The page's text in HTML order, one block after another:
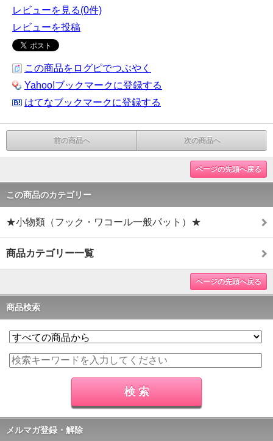
レビューを見る(0件)
レビューを投稿
この商品をログピでつぶやく
Yahoo!ブックマークに登録する
はてなブックマークに登録する
前の商品へ 次の商品へ
ページの先頭へ戻る
この商品のカテゴリー
★小物類（フック・ワコール一般パット）★
商品カテゴリー一覧
ページの先頭へ戻る
商品検索
メルマガ登録・解除